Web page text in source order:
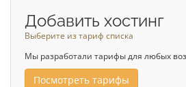
Добавить хостинг
Выберите из тариф списка
Мы разработали тарифы для любых
Посмотреть тарифы